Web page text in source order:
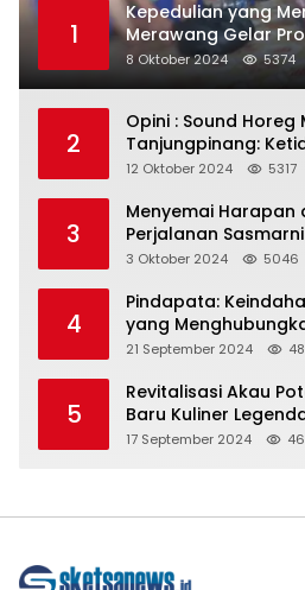
1
Kepedulian yang
Merawang Gelar
Segenggam Beras”
8 Oktober 2024 5374
2
Opini : Sound Horeg
Tanjungpinang:
Representasi
12 Oktober 2024 5317
3
Menyemai Harapan
Perjalanan
Hati dan Jiwa
3 Oktober 2024 5046
4
Pindapata:
yang
Spiritualitas dan
21 September 2024
5
Revitalisasi Akau
Baru Kuliner
17 September 2024